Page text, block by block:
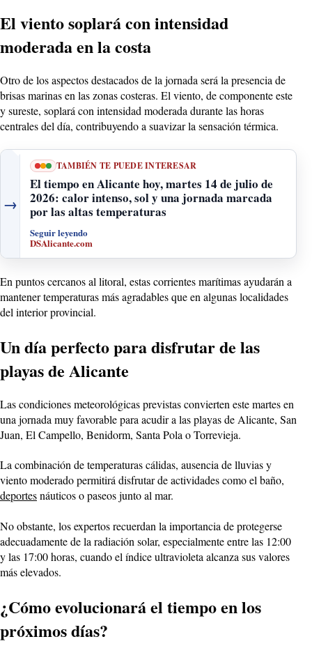
El viento soplará con intensidad
moderada en la costa
Otro de los aspectos destacados de la jornada será la presencia de
brisas marinas en las zonas costeras. El viento, de componente este
y sureste, soplará con intensidad moderada durante las horas
centrales del día, contribuyendo a suavizar la sensación térmica.
→
TAMBIÉN TE PUEDE INTERESAR
El tiempo en Alicante hoy, martes 14 de julio de
2026: calor intenso, sol y una jornada marcada
por las altas temperaturas
Seguir leyendo
DSAlicante.com
En puntos cercanos al litoral, estas corrientes marítimas ayudarán a
mantener temperaturas más agradables que en algunas localidades
del interior provincial.
Un día perfecto para disfrutar de las
playas de Alicante
Las condiciones meteorológicas previstas convierten este martes en
una jornada muy favorable para acudir a las playas de Alicante, San
Juan, El Campello, Benidorm, Santa Pola o Torrevieja.
La combinación de temperaturas cálidas, ausencia de lluvias y
viento moderado permitirá disfrutar de actividades como el baño,
deportesnáuticos o paseos junto al mar.
No obstante, los expertos recuerdan la importancia de protegerse
adecuadamente de la radiación solar, especialmente entre las 12:00
y las 17:00 horas, cuando el índice ultravioleta alcanza sus valores
más elevados.
¿Cómo evolucionará el tiempo en los
próximos días?